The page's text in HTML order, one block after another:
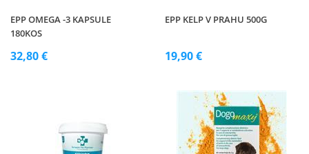
EPP OMEGA -3 KAPSULE
180KOS
32,80 €
EPP KELP V PRAHU 500G
19,90 €